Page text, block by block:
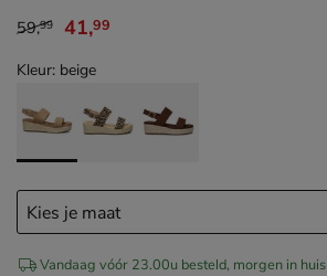
van € 59,99 voor € 41,99
59,99 41,99
Kleur: beige
Vandaag vóór 23.00u besteld, morgen in huis